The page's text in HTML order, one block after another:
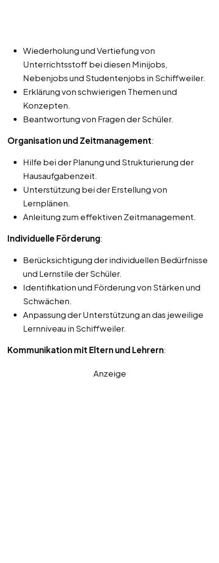
Wiederholung und Vertiefung von
Unterrichtsstoff bei diesen Minijobs,
Nebenjobs und Studentenjobs in Schiffweiler.
Erklärung von schwierigen Themen und
Konzepten.
Beantwortung von Fragen der Schüler.
Organisation und Zeitmanagement:
Hilfe bei der Planung und Strukturierung der
Hausaufgabenzeit.
Unterstützung bei der Erstellung von
Lernplänen.
Anleitung zum effektiven Zeitmanagement.
Individuelle Förderung:
Berücksichtigung der individuellen Bedürfnisse
und Lernstile der Schüler.
Identifikation und Förderung von Stärken und
Schwächen.
Anpassung der Unterstützung an das jeweilige
Lernniveau in Schiffweiler.
Kommunikation mit Eltern und Lehrern:
Anzeige